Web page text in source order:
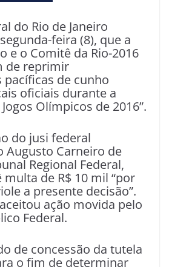
do Rio de Janeiro
feira (8), que a
e o Comitê da Rio-2016
de reprimir
de cunho
oficiais durante a
Olímpicos de 2016”.
do jusi federal
Augusto Carneiro de
Regional Federal,
de R$ 10 mil “por
a presente decisão”.
ação movida pelo
Federal.
de concessão da tutela
o fim de determinar